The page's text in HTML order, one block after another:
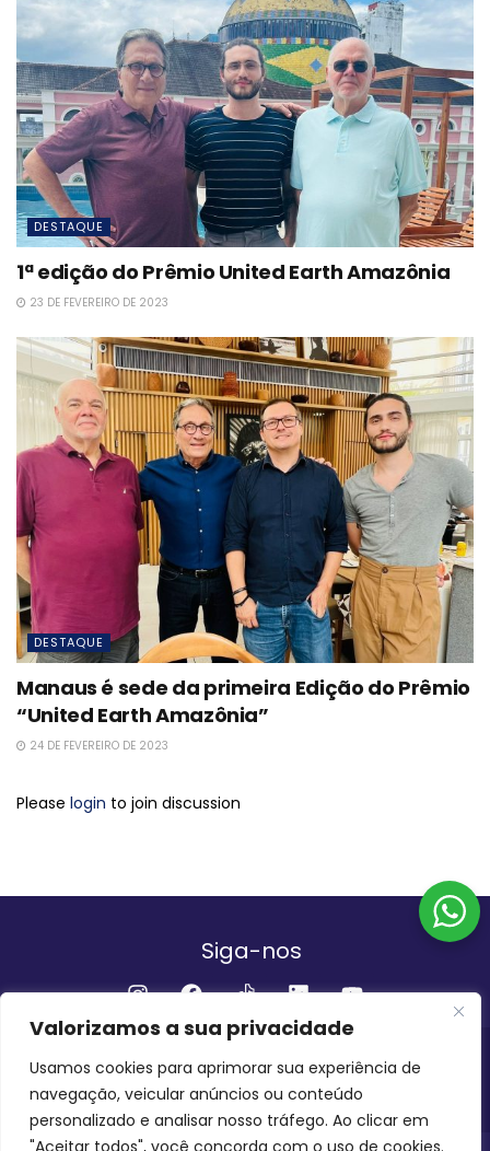
Valorizamos a sua privacidade
Usamos cookies para aprimorar sua experiência de
navegação, veicular anúncios ou conteúdo
personalizado e analisar nosso tráfego. Ao clicar em
"Aceitar todos", você concorda com o uso de cookies.
DESTAQUE
1ª edição do Prêmio United Earth Amazônia
23 DE FEVEREIRO DE 2023
DESTAQUE
Manaus é sede da primeira Edição do Prêmio
“United Earth Amazônia”
24 DE FEVEREIRO DE 2023
Please login to join discussion
Siga-nos
Institucional
QUEM SOMOS FALE CONOSCO